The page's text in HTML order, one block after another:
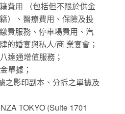
費用 （包括但不限於供金
）、醫療費用、保險及投
費服務、停車場費用、汽
的婚宴與私人/商 業宴會；
達通增值服務；
單據；
之影印副本、分拆之單據及
TOKYO (Suite 1701